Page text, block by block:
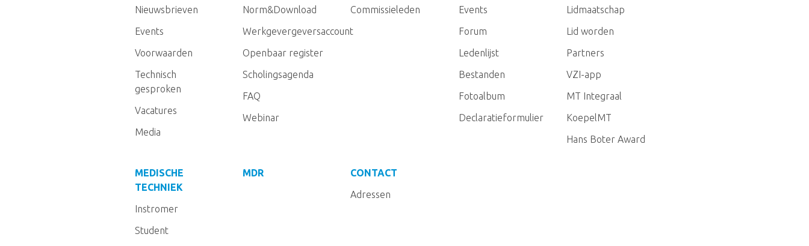
Nieuwsbrieven
Events
Voorwaarden
Technisch
gesproken
Vacatures
Media
Norm&Download
Werkgevergeversaccount
Openbaar register
Scholingsagenda
FAQ
Webinar
Commissieleden
Events
Forum
Ledenlijst
Bestanden
Fotoalbum
Declaratieformulier
Lidmaatschap
Lid worden
Partners
VZI-app
MT Integraal
KoepelMT
Hans Boter Award
MEDISCHE
TECHNIEK
Instromer
Student
MDR
CONTACT
Adressen